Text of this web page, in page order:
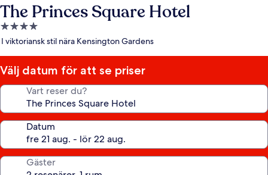
The Princes Square Hotel
4.0-
stjärnigt
I viktoriansk stil nära Kensington Gardens
Välj datum för att se priser
Vart reser du?
Datum
Gäster